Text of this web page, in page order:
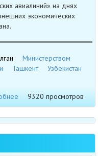
авиалиний» на днях
экономических
Министерством
Ташкент
Узбекистан
9320 просмотров